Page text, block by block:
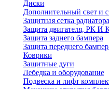
Диски
Дополнительный свет и
Защитная сетка радиатора
Защита двигателя, РК И
Защита заднего бампера
Защита переднего
Коврики
Защитные дуги
Лебедка и оборудование
Подвеска и лифт